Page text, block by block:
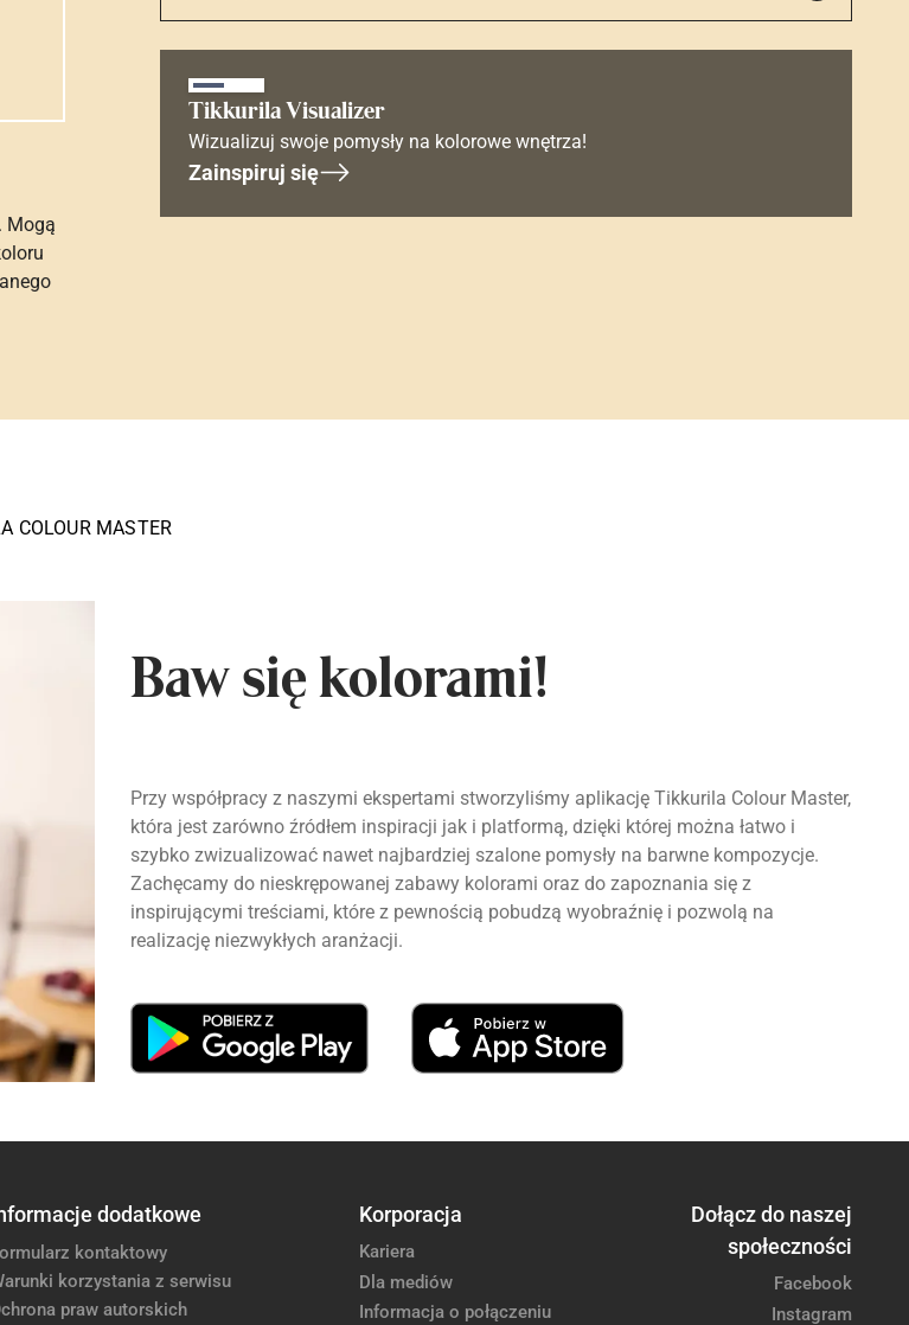
Mogą
Tikkurila Visualizer
Wizualizuj swoje pomysły na kolorowe wnętrza!
Zainspiruj się
COLOUR MASTER
Baw się kolorami!
Przy współpracy z naszymi ekspertami stworzyliśmy aplikację Tikkurila Colour Master,
która jest zarówno źródłem inspiracji jak i platformą, dzięki której można łatwo i
szybko zwizualizować nawet najbardziej szalone pomysły na barwne kompozycje.
Zachęcamy do nieskrępowanej zabawy kolorami oraz do zapoznania się z
inspirującymi treściami, które z pewnością pobudzą wyobraźnię i pozwolą na
realizację niezwykłych aranżacji.
dodatkowe
kontaktowy
korzystania z serwisu
praw autorskich
Korporacja
Kariera
Dla mediów
Informacja o połączeniu
Dołącz do naszej
społeczności
Facebook
Instagram